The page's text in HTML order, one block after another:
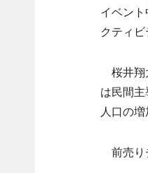
イベン
クティビ
桜井翔
は民間
人口の
前売り